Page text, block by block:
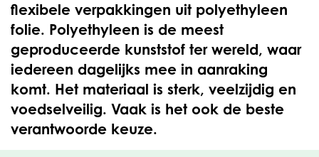
flexibele verpakkingen uit polyethyleen
folie. Polyethyleen is de meest
geproduceerde kunststof ter wereld, waar
iedereen dagelijks mee in aanraking
komt. Het materiaal is sterk, veelzijdig en
voedselveilig. Vaak is het ook de beste
verantwoorde keuze.